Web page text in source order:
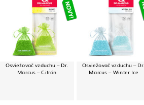
Osviežovač vzduchu – Dr.
Marcus – Citrón
Osviežovač vzduchu – Dr.
Marcus – Winter Ice